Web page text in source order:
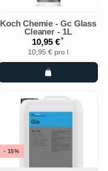
Koch Chemie - Gc Glass
Cleaner - 1L
10,95 €*
10,95 € pro l
- 15%